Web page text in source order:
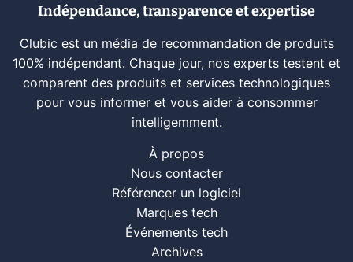
Indépendance, transparence et expertise
Clubic est un média de recommandation de produits
100% indépendant. Chaque jour, nos experts testent et
comparent des produits et services technologiques
pour vous informer et vous aider à consommer
intelligemment.
À propos
Nous contacter
Référencer un logiciel
Marques tech
Événements tech
Archives